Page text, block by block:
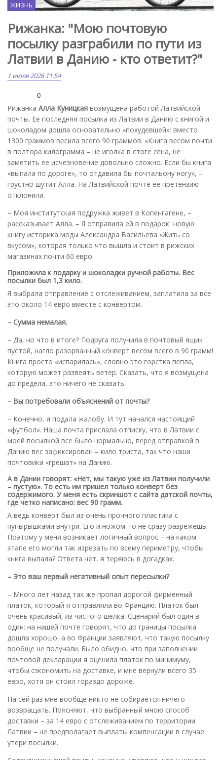
ЖИЗНЬ
Рижанка: "Мою почтовую
посылку разграбили по пути из
Латвии в Данию - кто ответит?"
1 июля 2026 11:54
0
Рижанка Алла Куницкая возмущена работой Латвийской
почты. Ее последняя посылка из Латвии в Данию с книгой и
шоколадом дошла основательно «похудевшей»: вместо
1300 граммов весила всего 90 граммов. «Книга весом почти
в полтора килограмма – не иголка в стоге сена, не
заметить ее исчезновение довольно сложно. Если бы книга
«выпала по дороге», то отдавила бы почтальону ногу», –
грустно шутит Алла. На Латвийской почте ее претензию
отклонили.
– Моя институтская подружка живет в Копенгагене, –
рассказывает Алла. – Я отправила ей в подарок новую
книгу историка моды Александра Васильева «Жить со
вкусом», которая только что вышла и стоит в рижских
магазинах почти 60 евро.
Приложила к подарку и шоколадки ручной работы. Вес
посылки был 1,3 кило.
Я выбрала отправление с отслеживанием, заплатила за все
это около 14 евро вместе с конвертом.
– Сумма немалая.
– Да, но что в итоге? Подруга получила в почтовый ящик
пустой, нагло разорванный конверт весом всего в 90 грамм!
Книга просто «испарилась», словно это горстка пепла,
которую может развеять ветер. Сказать, что я возмущена
до предела, это ничего не сказать.
– Вы потребовали объяснений от почты?
– Конечно, я подала жалобу. И тут начался настоящий
«футбол». Наша почта прислала отписку, что в Латвии с
моей посылкой все было нормально, перед отправкой в
Данию вес зафиксирован – кило триста, так что наши
почтовики «грешат» на Данию.
А в Дании говорят: «Нет, мы такую уже из Латвии получили
– пустую». То есть им пришел только конверт без
содержимого. У меня есть скриншот с сайта датской почты,
где четко написано: вес 90 грамм.
А ведь конверт был из очень прочного пластика с
пупырышками внутри. Его и ножом-то не сразу разрежешь.
Поэтому у меня возникает логичный вопрос – на каком
этапе его могли так изрезать по всему периметру, чтобы
книга выпала? Ответа нет, я теряюсь в догадках.
– Это ваш первый негативный опыт пересылки?
– Много лет назад так же пропал дорогой фирменный
платок, который я отправляла во Францию. Платок был
очень красивый, из чистого шелка. Сценарий был один в
один: на нашей почте говорят, что до границы посылка
дошла хорошо, а во Франции заявляют, что такую посылку
вообще не получали. Было обидно, что при заполнении
почтовой декларации я оценила платок по минимуму,
чтобы сэкономить на доставке, и мне вернули всего 35
евро, хотя он стоил гораздо дороже.
На сей раз мне вообще никто не собирается ничего
возвращать. Поясняют, что выбранный мною способ
доставки – за 14 евро с отслеживанием по территории
Латвии – не предполагает выплаты компенсации в случае
утери посылки.